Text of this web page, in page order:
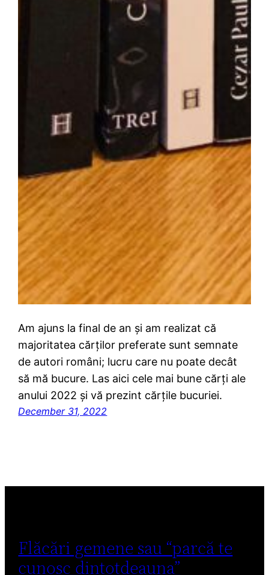
Am ajuns la final de an și am realizat că
majoritatea cărților preferate sunt semnate
de autori români; lucru care nu poate decât
să mă bucure. Las aici cele mai bune cărți ale
anului 2022 și vă prezint cărțile bucuriei.
December 31, 2022
Flăcări gemene sau “parcă te
cunosc dintotdeauna”